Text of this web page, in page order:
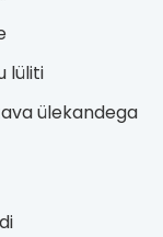
lüliti
ülekandega